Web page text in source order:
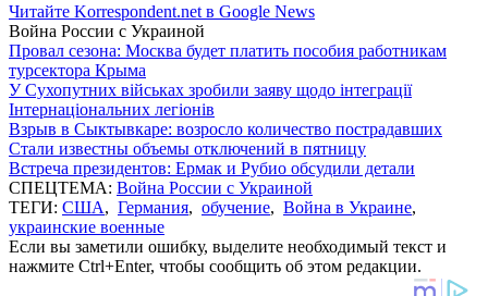
Читайте Korrespondent.net в Google News
Война России с Украиной
Провал сезона: Москва будет платить пособия работникам
турсектора Крыма
У Сухопутних військах зробили заяву щодо інтеграції
Інтернаціональних легіонів
Взрыв в Сыктывкаре: возросло количество пострадавших
Стали известны объемы отключений в пятницу
Встреча президентов: Ермак и Рубио обсудили детали
СПЕЦТЕМА: Война России с Украиной
ТЕГИ: США, Германия, обучение, Война в Украине,
украинские военные
Если вы заметили ошибку, выделите необходимый текст и
нажмите Ctrl+Enter, чтобы сообщить об этом редакции.